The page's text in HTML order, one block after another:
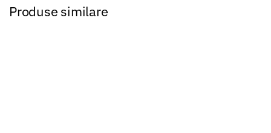
Produse similare